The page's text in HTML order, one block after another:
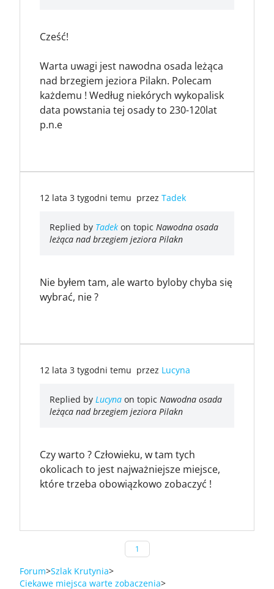
Cześć!
Warta uwagi jest nawodna osada leżąca
nad brzegiem jeziora Pilakn. Polecam
każdemu ! Według niekórych wykopalisk
data powstania tej osady to 230-120lat
p.n.e
12 lata 3 tygodni temu przez Tadek
Replied by Tadek on topic Nawodna osada
leżąca nad brzegiem jeziora Pilakn
Nie byłem tam, ale warto byloby chyba się
wybrać, nie ?
12 lata 3 tygodni temu przez Lucyna
Replied by Lucyna on topic Nawodna osada
leżąca nad brzegiem jeziora Pilakn
Czy warto ? Człowieku, w tam tych
okolicach to jest najważniejsze miejsce,
które trzeba obowiązkowo zobaczyć !
1
Forum Szlak Krutynia
Ciekawe miejsca warte zobaczenia